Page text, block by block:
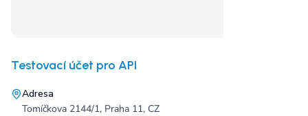
Testovací účet pro API
Adresa
Tomíčkova 2144/1, Praha 11, CZ